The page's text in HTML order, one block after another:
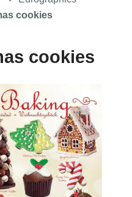
cookies
cookies